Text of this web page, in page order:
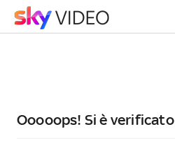
Ooooops! Si è